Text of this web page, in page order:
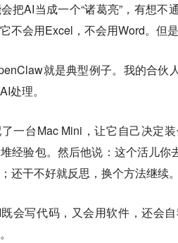
把AI当成一个“诸葛亮”，有想
不会用Excel，不会用Word。但
就是典型例子。我的合
处理。
一台Mac Mini，让它自己决定
经验包。然后他说：这个活儿
还干不好就反思，换个方法继续。
会写代码，又会用软件，还会